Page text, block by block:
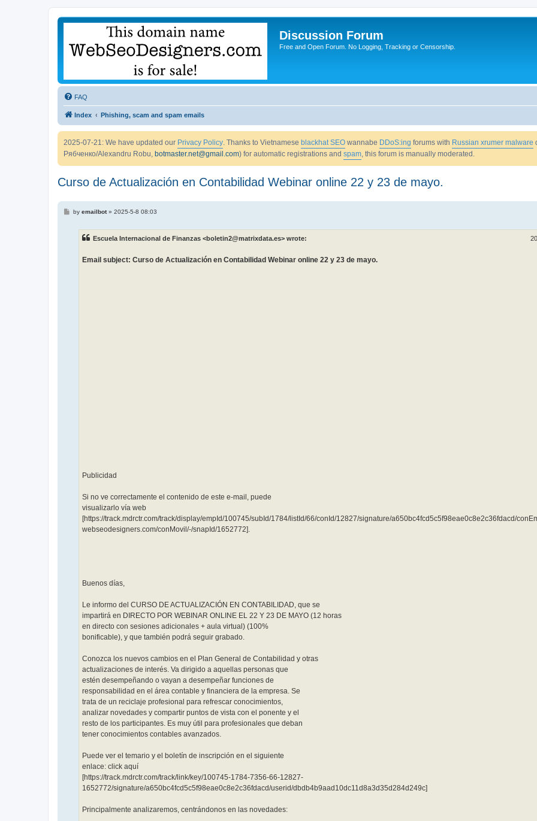
Discussion Forum
Free and Open Forum. No Logging, Tracking or Censorship.
FAQ
Index Phishing, scam and spam emails
2025-07-21: We have updated our Privacy Policy. Thanks to Vietnamese blackhat SEO wannabe DDoS:ing forums with Russian xrumer malware
Рябченко/Alexandru Robu, botmaster.net@gmail.com) for automatic registrations and spam, this forum is manually moderated.
Curso de Actualización en Contabilidad Webinar online 22 y 23 de mayo.
Pby emailbot» 2025-5-8 08:03
Escuela Internacional de Finanzas <boletin2@matrixdata.es> wrote:
Email subject: Curso de Actualización en Contabilidad Webinar online 22 y 23 de mayo.
Publicidad
Si no ve correctamente el contenido de este e-mail, puede
visualizarlo vía web
[https://track.mdrctr.com/track/display/empId/100745/subId/1784/listId/66/conId/12827/signature/a650bc4fcd5c5f98eae0c8e2c36fdacd/
webseodesigners.com/conMovil/-/snapId/1652772].
Buenos días,
Le informo del CURSO DE ACTUALIZACIÓN EN CONTABILIDAD, que se
impartirá en DIRECTO POR WEBINAR ONLINE EL 22 Y 23 DE MAYO (12 horas
en directo con sesiones adicionales + aula virtual) (100%
bonificable), y que también podrá seguir grabado.
Conozca los nuevos cambios en el Plan General de Contabilidad y otras
actualizaciones de interés. Va dirigido a aquellas personas que
estén desempeñando o vayan a desempeñar funciones de
responsabilidad en el área contable y financiera de la empresa. Se
trata de un reciclaje profesional para refrescar conocimientos,
analizar novedades y compartir puntos de vista con el ponente y el
resto de los participantes. Es muy útil para profesionales que deban
tener conocimientos contables avanzados.
Puede ver el temario y el boletín de inscripción en el siguiente
enlace: click aquí
[https://track.mdrctr.com/track/link/key/100745-1784-7356-66-12827-
1652772/signature/a650bc4fcd5c5f98eae0c8e2c36fdacd/userid/dbdb4b9aad10dc11d8a3d35d284d249c]
Principalmente analizaremos, centrándonos en las novedades: